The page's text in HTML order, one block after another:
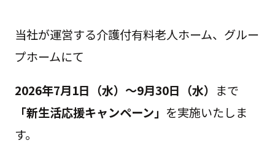
当社が運営する介護付有料老人ホーム、グルー
プホームにて
2026年7月1日（水）～9月30日（水） まで
「新生活応援キャンペーン」 を実施いたしま
す。